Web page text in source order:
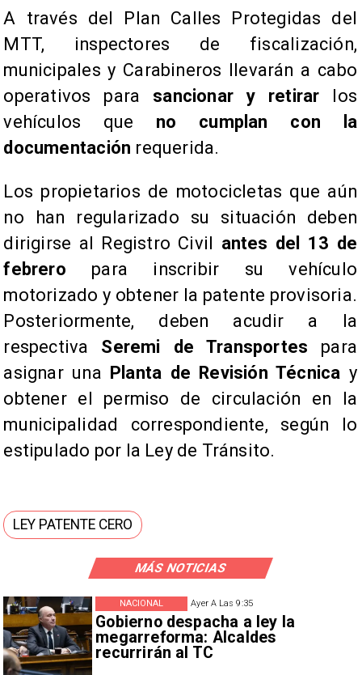
MÁS NOTICIAS
Ayer A Las 9:35
Gobierno despacha a ley la
megarreforma: Alcaldes
recurrirán al TC
NACIONAL
A través del Plan Calles Protegidas del
MTT, inspectores de fiscalización,
municipales y Carabineros llevarán a cabo
operativos para sancionar y retirar los
vehículos que no cumplan con la
documentación requerida.
Los propietarios de motocicletas que aún
no han regularizado su situación deben
dirigirse al Registro Civil antes del 13 de
febrero para inscribir su vehículo
motorizado y obtener la patente provisoria.
Posteriormente, deben acudir a la
respectiva Seremi de Transportes para
asignar una Planta de Revisión Técnica y
obtener el permiso de circulación en la
municipalidad correspondiente, según lo
estipulado por la Ley de Tránsito.
LEY PATENTE CERO